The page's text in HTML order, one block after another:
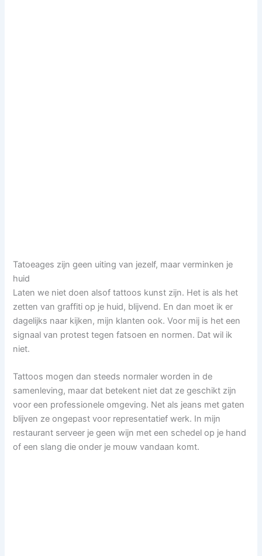
Tatoeages zijn geen uiting van jezelf, maar verminken je
huid
Laten we niet doen alsof tattoos kunst zijn. Het is als het
zetten van graffiti op je huid, blijvend. En dan moet ik er
dagelijks naar kijken, mijn klanten ook. Voor mij is het een
signaal van protest tegen fatsoen en normen. Dat wil ik
niet.
Tattoos mogen dan steeds normaler worden in de
samenleving, maar dat betekent niet dat ze geschikt zijn
voor een professionele omgeving. Net als jeans met gaten
blijven ze ongepast voor representatief werk. In mijn
restaurant serveer je geen wijn met een schedel op je hand
of een slang die onder je mouw vandaan komt.